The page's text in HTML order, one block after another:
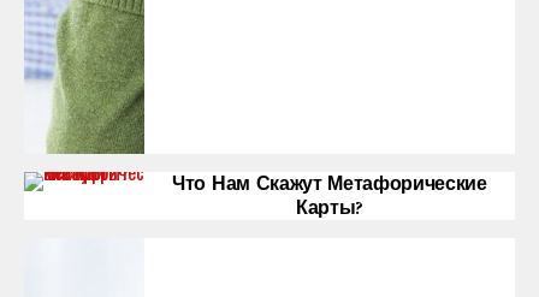
Что Нам Скажут Метафорические
Карты?